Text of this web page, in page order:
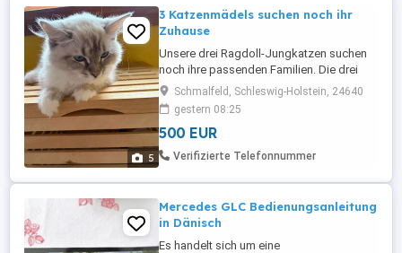
5
3 Katzenmädels suchen noch ihr
Zuhause
Unsere drei Ragdoll-Jungkatzen suchen
noch ihre passenden Familien. Die drei
Mädchen sind sehr lieb, freundlich und an
Kinder gewöhnt. Sie wachsen mit viel
Nähe zum Menschen auf und wünschen
sich ein Zuhause, in dem sie liebevoll
aufgenommen werden und dauerhaft
Schmalfeld, Schleswig-Holstein, 24640
gestern 08:25
500 EUR
Verifizierte Telefonnummer
Mercedes GLC Bedienungsanleitung
in Dänisch
Es handelt sich um eine